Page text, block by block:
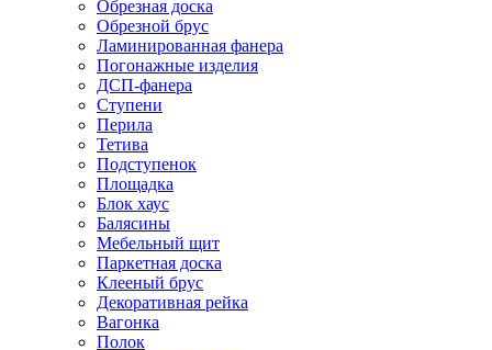
Обрезная доска
Обрезной брус
Ламинированная фанера
Погонажные изделия
ДСП-фанера
Ступени
Перила
Тетива
Подступенок
Площадка
Блок хаус
Балясины
Мебельный щит
Паркетная доска
Клееный брус
Декоративная рейка
Вагонка
Полок